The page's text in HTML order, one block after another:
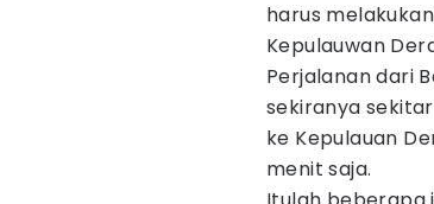
harus
Kepulauwan
Perjalanan dari
sekiranya
ke Kepulauan
menit saja.